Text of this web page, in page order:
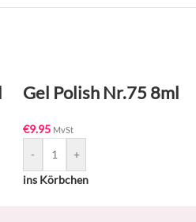
Gel Polish Nr.75 8ml
€9.95 MvSt
-
+
ins Körbchen